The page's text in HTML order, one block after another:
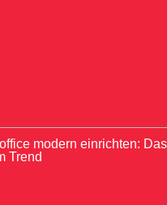
modern einrichten: Das
Trend